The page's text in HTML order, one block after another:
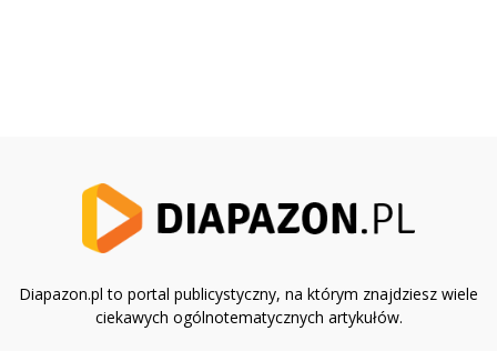
Diapazon.pl to portal publicystyczny, na którym znajdziesz wiele
ciekawych ogólnotematycznych artykułów.